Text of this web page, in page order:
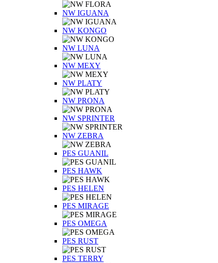
NW IGUANA
NW KONGO
NW LUNA
NW MEXY
NW PLATY
NW PRONA
NW SPRINTER
NW ZEBRA
PES GUANIL
PES HAWK
PES HELEN
PES MIRAGE
PES OMEGA
PES RUST
PES TERRY